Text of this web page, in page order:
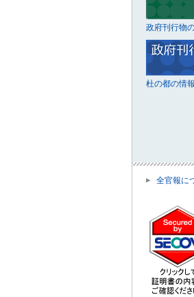
政府刊行物
杜の都の情
全官報に